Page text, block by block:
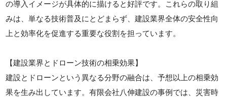
の導入イメージが具体的に描けると好評です。これらの取り組
みは、単なる技術普及にとどまらず、建設業界全体の安全性向
上と効率化を促進する重要な役割を担っています。
【建設業界とドローン技術の相乗効果】
建設とドローンという異なる分野の融合は、予想以上の相乗効
果を生み出しています。有限会社八伸建設の事例では、災害時